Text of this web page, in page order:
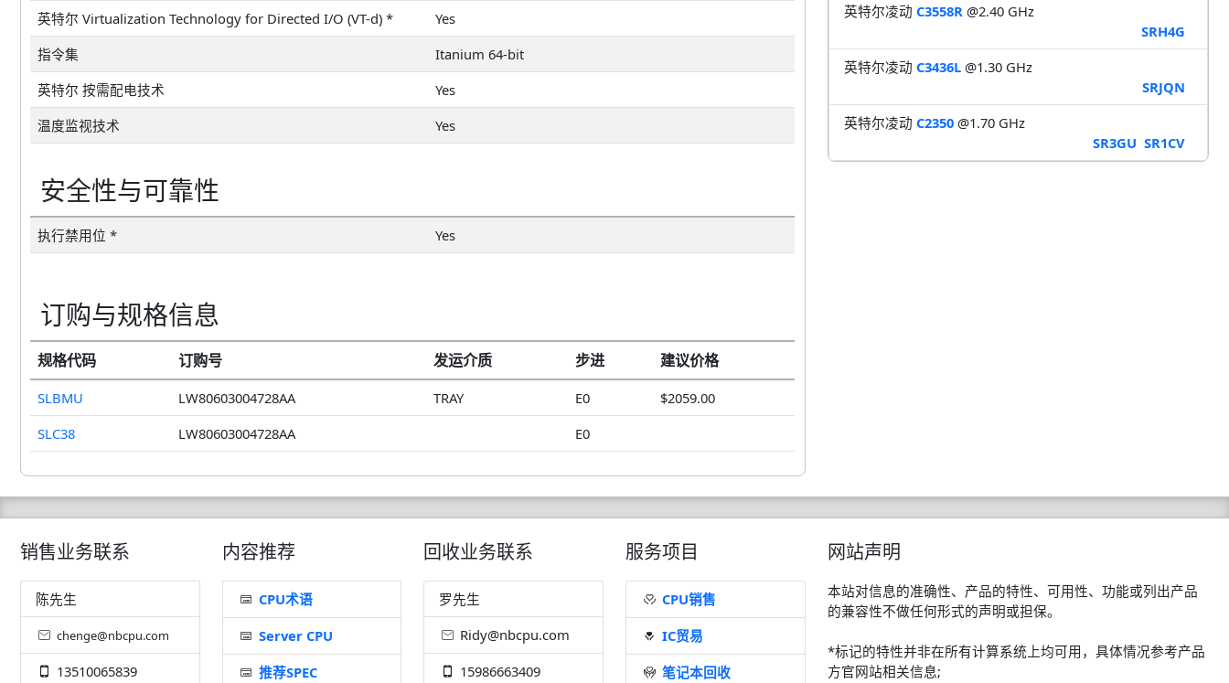
英特尔 Virtualization Technology for Directed I/O (VT-d) *
Yes
指令集
Itanium 64-bit
英特尔 按需配电技术
Yes
温度监视技术
Yes
安全性与可靠性
执行禁用位 * Yes
订购与规格信息
规格代码 订购号 发运介质 步进 建议价格
SLBMU LW80603004728AA TRAY E0
$2059.00
SLC38
LW80603004728AA E0
英特尔凌动 C3558R @2.40 GHz
SRH4G
英特尔凌动 C3436L@1.30 GHz
SRJQN
英特尔凌动 C2350@1.70 GHz
SR3GU SR1CV
销售业务联系
陈先生
chenge@nbcpu.com
13510065839
内容推荐
CPU术语
Server CPU
推荐SPEC
回收业务联系
罗先生
Ridy@nbcpu.com
15986663409
服务项目
CPU销售
IC贸易
笔记本回收
网站声明
本站对信息的准确性、产品的特性、可用性、功能或列出产品
的兼容性不做任何形式的声明或担保。
*标记的特性并非在所有计算系统上均可用，具体情况参考产品
方官网站相关信息;